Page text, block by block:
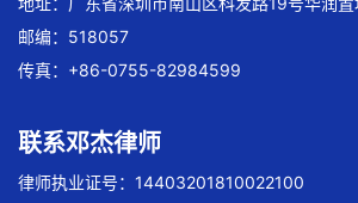
邮编：518057
传真：+86-0755-82984599
联系邓杰律师
律师执业证号：14403201810022100